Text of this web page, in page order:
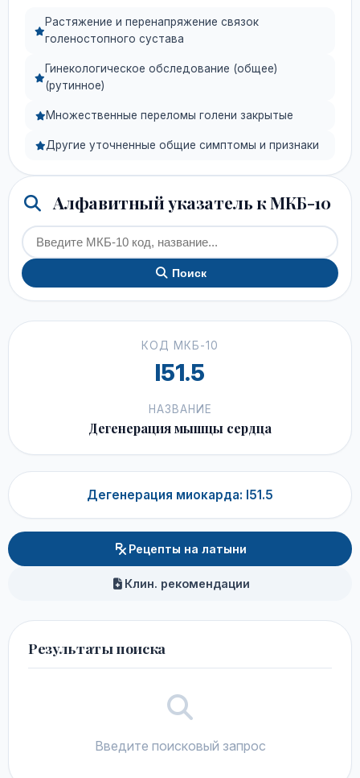
Растяжение и перенапряжение связок
голеностопного сустава
Гинекологическое обследование (общее)
(рутинное)
Множественные переломы голени закрытые
Другие уточненные общие симптомы и признаки
Алфавитный указатель к МКБ-10
Поиск
КОД МКБ-10
I51.5
НАЗВАНИЕ
Дегенерация мышцы сердца
Дегенерация миокарда: I51.5
Рецепты на латыни
Клин. рекомендации
Результаты поиска
Введите поисковый запрос